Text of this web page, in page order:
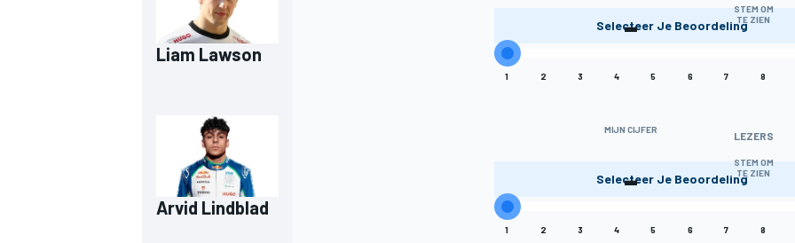
Liam Lawson
-
STEM OM
TE ZIEN
Selecteer Je Beoordeling
1 2 3 4 5 6 7 8
Arvid Lindblad
MIJN CIJFER
-
LEZERS
STEM OM
TE ZIEN
Selecteer Je Beoordeling
1 2 3 4 5 6 7 8